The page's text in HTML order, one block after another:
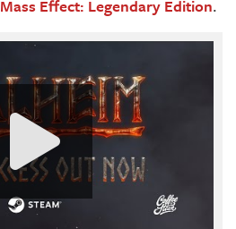
Mass Effect: Legendary Edition.